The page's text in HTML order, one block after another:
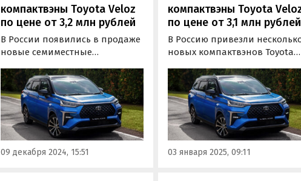
компактвэны Toyota Veloz
по цене от 3,2 млн рублей
В России появились в продаже
новые семиместные
которым до сих пор нет ни
одной альтернативы среди
официально поставляемых
«китайцев».
09 декабря 2024, 15:51
компактвэны Toyota
по цене от 3,1 млн рублей
В Россию привезли
новых компактвэнов Toyota
не продавались на
рынке официально. Цены на
них на одном из
в начале января стартуют от
150 000 рублей, пишут
«Автоновости дня».
03 января 2025, 09:11